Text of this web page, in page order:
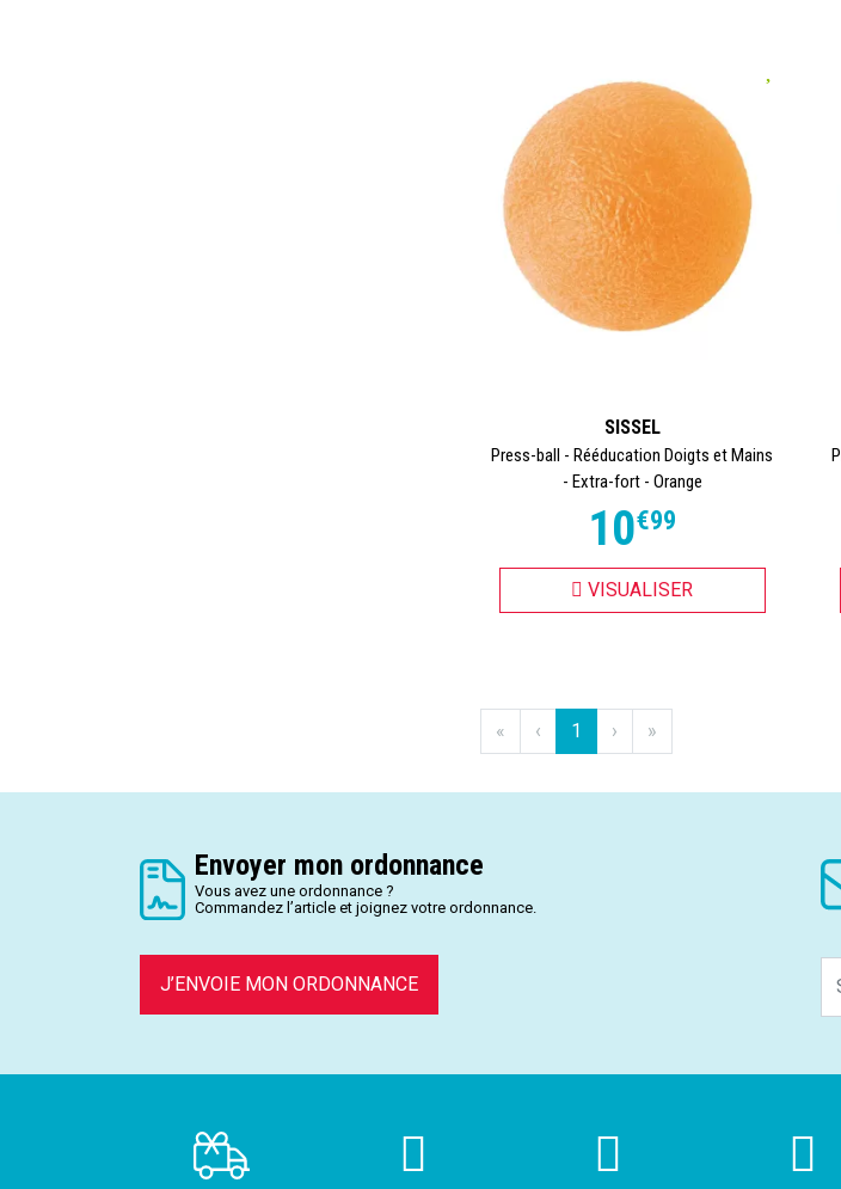
SISSEL
Press-ball - Rééducation Doigts et Mains
- Extra-fort - Orange
10€99
VISUALISER
« ‹ 1 › »
Envoyer mon ordonnance
Vous avez une ordonnance ?
Commandez l’article et joignez votre ordonnance.
J’ENVOIE MON ORDONNANCE